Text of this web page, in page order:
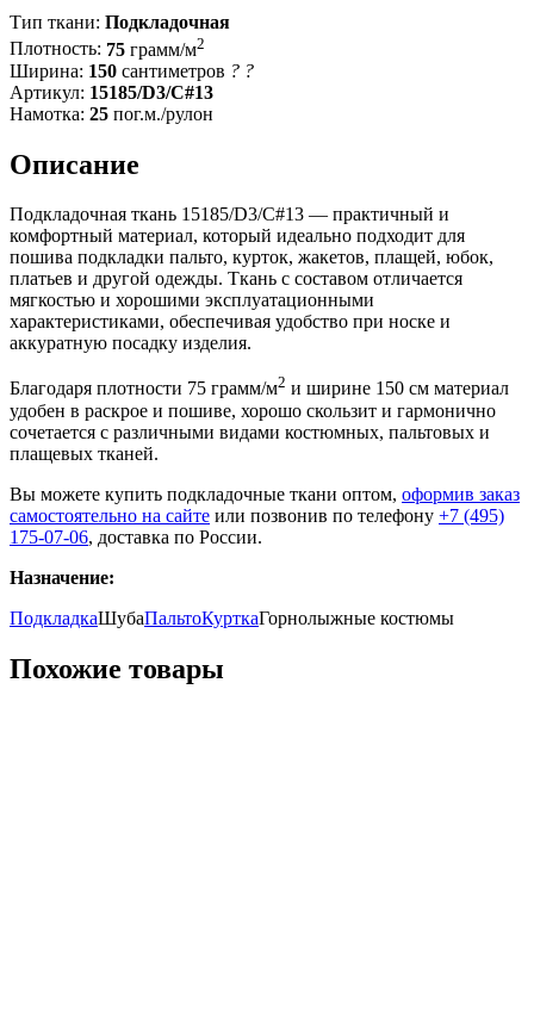
Тип ткани: Подкладочная
Плотность: 75 грамм/м2
Ширина: 150 сантиметров ? ?
Артикул: 15185/D3/C#13
Намотка: 25 пог.м./рулон
Описание
Подкладочная ткань 15185/D3/C#13 — практичный и
комфортный материал, который идеально подходит для
пошива подкладки пальто, курток, жакетов, плащей, юбок,
платьев и другой одежды. Ткань с составом отличается
мягкостью и хорошими эксплуатационными
характеристиками, обеспечивая удобство при носке и
аккуратную посадку изделия.
Благодаря плотности 75 грамм/м2 и ширине 150 см материал
удобен в раскрое и пошиве, хорошо скользит и гармонично
сочетается с различными видами костюмных, пальтовых и
плащевых тканей.
Вы можете купить подкладочные ткани оптом, оформив заказ
самостоятельно на сайте или позвонив по телефону +7 (495)
175-07-06, доставка по России.
Назначение:
ПодкладкаШубаПальтоКурткаГорнолыжные костюмы
Похожие товары